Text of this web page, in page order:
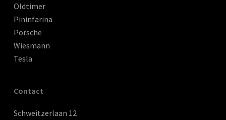
Oldtimer
Pininfarina
Porsche
Wiesmann
Tesla
Contact
Schweitzerlaan 12